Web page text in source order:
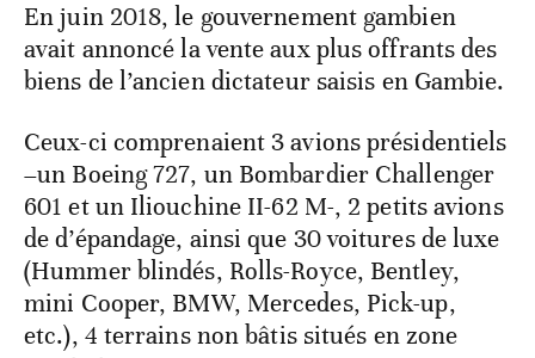
En juin 2018, le gouvernement gambien
avait annoncé la vente aux plus offrants des
biens de l’ancien dictateur saisis en Gambie.
Ceux-ci comprenaient 3 avions présidentiels
–un Boeing 727, un Bombardier Challenger
601 et un Iliouchine II-62 M-, 2 petits avions
de d’épandage, ainsi que 30 voitures de luxe
(Hummer blindés, Rolls-Royce, Bentley,
mini Cooper, BMW, Mercedes, Pick-up,
etc.), 4 terrains non bâtis situés en zone